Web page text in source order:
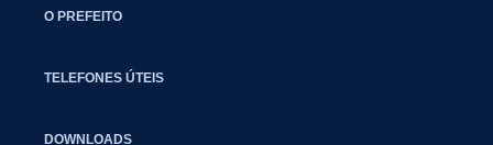
O PREFEITO
TELEFONES ÚTEIS
DOWNLOADS